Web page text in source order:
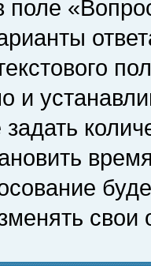
поле
и
свои